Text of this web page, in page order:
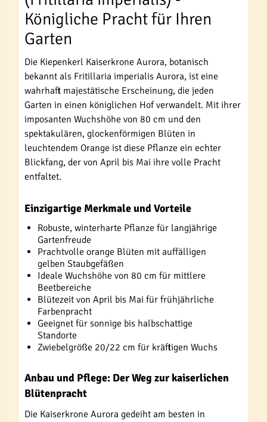
Königliche Pracht für Ihren
Garten
Die Kiepenkerl Kaiserkrone Aurora, botanisch
bekannt als Fritillaria imperialis Aurora, ist eine
wahrhaft majestätische Erscheinung, die jeden
Garten in einen königlichen Hof verwandelt. Mit ihrer
imposanten Wuchshöhe von 80 cm und den
spektakulären, glockenförmigen Blüten in
leuchtendem Orange ist diese Pflanze ein echter
Blickfang, der von April bis Mai ihre volle Pracht
entfaltet.
Einzigartige Merkmale und Vorteile
Robuste, winterharte Pflanze für langjährige
Gartenfreude
Prachtvolle orange Blüten mit auffälligen
gelben Staubgefäßen
Ideale Wuchshöhe von 80 cm für mittlere
Beetbereiche
Blütezeit von April bis Mai für frühjährliche
Farbenpracht
Geeignet für sonnige bis halbschattige
Standorte
Zwiebelgröße 20/22 cm für kräftigen Wuchs
Anbau und Pflege: Der Weg zur kaiserlichen
Blütenpracht
Die Kaiserkrone Aurora gedeiht am besten in